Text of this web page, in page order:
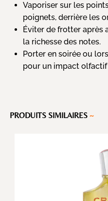
Vaporiser sur les
poignets, derrière les
Éviter de frotter après
la richesse des notes.
Porter en soirée ou
pour un impact
PRODUITS SIMILAIRES ~